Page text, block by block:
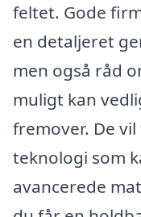
feltet. Gode
en detaljeret
men også råd
muligt kan
fremover. De
teknologi som
avancerede